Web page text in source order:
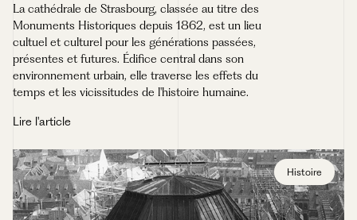
La cathédrale de Strasbourg, classée au titre des
Monuments Historiques depuis 1862, est un lieu
cultuel et culturel pour les générations passées,
présentes et futures. Édifice central dans son
environnement urbain, elle traverse les effets du
temps et les vicissitudes de l'histoire humaine.
Lire l'article
Histoire